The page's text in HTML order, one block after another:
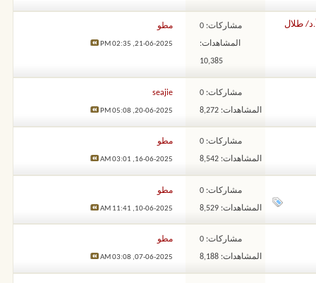
طلال مشاركات: 0
المشاهدات:
10,385
مطو
21-06-2025,
02:35 PM
مشاركات: 0
المشاهدات: 8,272
seajie
20-06-2025,
05:08 PM
مشاركات: 0
المشاهدات: 8,542
مطو
16-06-2025,
03:01 AM
مشاركات: 0
المشاهدات: 8,529
مطو
10-06-2025,
11:41 AM
مشاركات: 0
المشاهدات: 8,188
مطو
07-06-2025,
03:08 AM